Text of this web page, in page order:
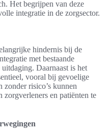
Het begrijpen van deze
integratie in de zorgsector.
hindernis bij de
met bestaande
Daarnaast is het
vooral bij gevoelige
risico’s kunnen
en patiënten te